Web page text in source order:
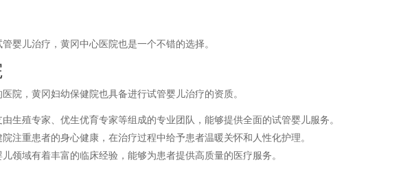
婴儿治疗，黄冈中心医院也是一个不错的选择。
院，黄冈妇幼保健院也具备进行试管婴儿治疗的资质。
生殖专家、优生优育专家等组成的专业团队，能够提供全面的试管婴儿服务。
注重患者的身心健康，在治疗过程中给予患者温暖关怀和人性化护理。
领域有着丰富的临床经验，能够为患者提供高质量的医疗服务。